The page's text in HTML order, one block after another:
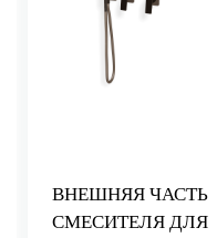
ВНЕШНЯЯ ЧАСТЬ
СМЕСИТЕЛЯ ДЛЯ